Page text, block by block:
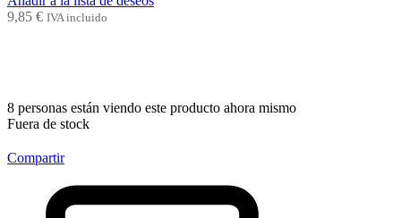
9,85 € IVA incluido
8 personas están viendo este producto ahora mismo
Fuera de stock
Compartir